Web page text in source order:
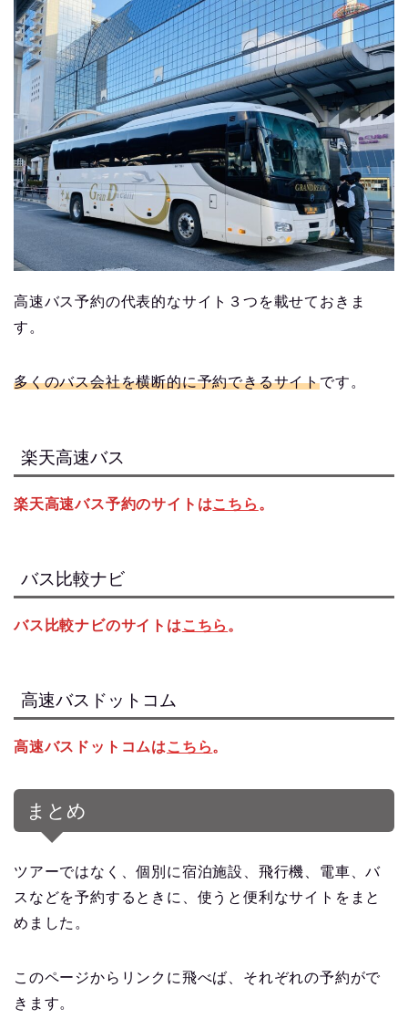
高速バス予約の代表的なサイト３つを載せておきま
す。
多くのバス会社を横断的に予約できるサイトです。
楽天高速バス
楽天高速バス予約のサイトはこちら 。
バス比較ナビ
バス比較ナビのサイトは こちら 。
高速バスドットコム
高速バスドットコムはこちら。
まとめ
ツアーではなく、個別に宿泊施設、飛行機、電車、バ
スなどを予約するときに、使うと便利なサイトをまと
めました。
このページからリンクに飛べば、それぞれの予約がで
きます。